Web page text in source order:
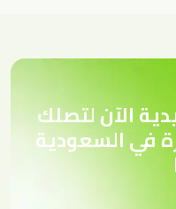
الآن لتصلك
في السعودية